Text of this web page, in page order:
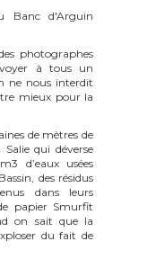
photographes
à tous un
ne nous interdit
mieux pour la
de mètres de
qui déverse
d’eaux usées
des résidus
dans leurs
papier Smurfit
on sait que la
du fait de